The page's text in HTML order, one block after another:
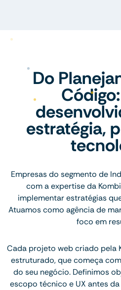
Do
estratégia,
Empresas do segmento de
com a expertise da
implementar estratégias
Atuamos como agência de
foco em
Cada projeto web criado pela
estruturado, que começa
do seu negócio. Definimos
escopo técnico e UX antes